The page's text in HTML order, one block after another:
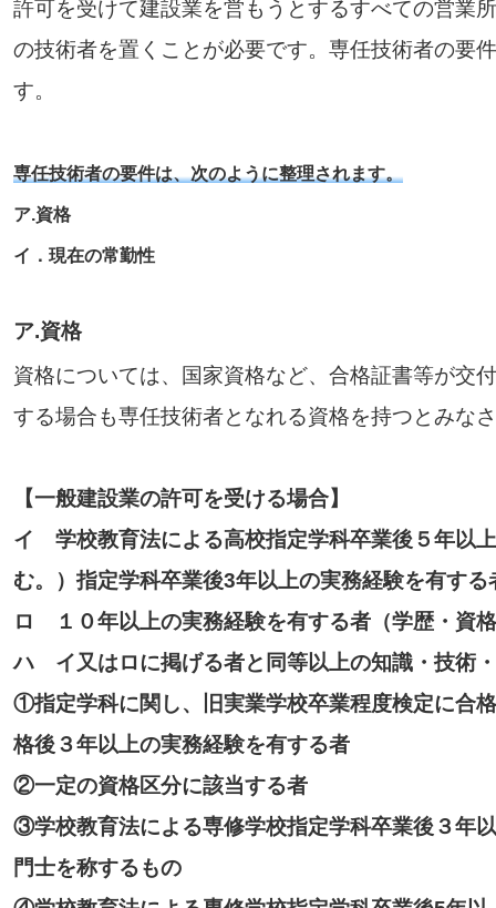
許可を受けて建設業を営もうとするすべての営業
の技術者を置くことが必要です。専任技術者の要
す。
専任技術者の要件は、次のように整理されます。
ア.資格
イ．現在の常勤性
ア.資格
資格については、国家資格など、合格証書等が交
する場合も専任技術者となれる資格を持つとみな
【一般建設業の許可を受ける場合】
イ 学校教育法による高校指定学科卒業後５年以
む。）指定学科卒業後3年以上の実務経験を有する
ロ １０年以上の実務経験を有する者（学歴・資
ハ イ又はロに掲げる者と同等以上の知識・技術
①指定学科に関し、旧実業学校卒業程度検定に合
格後３年以上の実務経験を有する者
②一定の資格区分に該当する者
③学校教育法による専修学校指定学科卒業後３年
門士を称するもの